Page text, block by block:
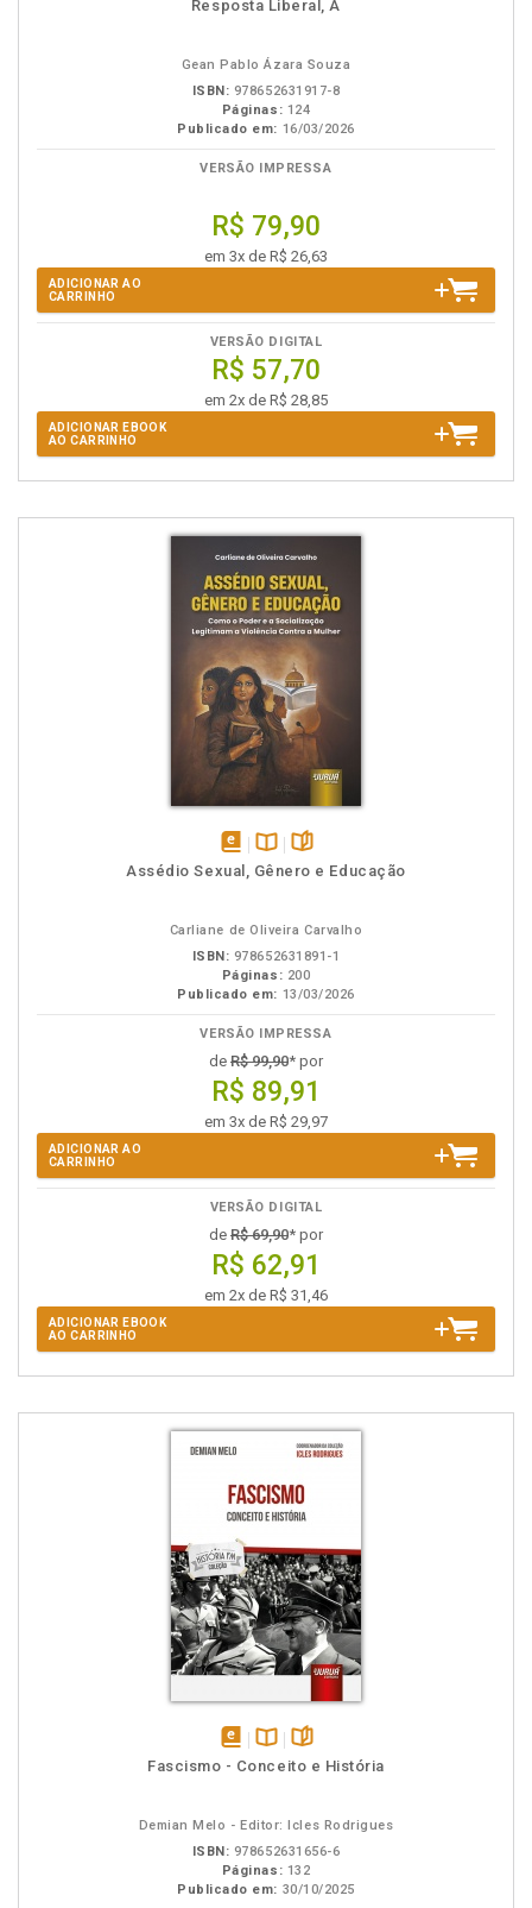
Resposta Liberal, A
Gean Pablo Ázara Souza
ISBN: 978652631917-8
Páginas: 124
Publicado em: 16/03/2026
VERSÃO IMPRESSA
R$ 79,90
em 3x de R$ 26,63
ADICIONAR AO
CARRINHO
VERSÃO DIGITAL
R$ 57,70
em 2x de R$ 28,85
ADICIONAR EBOOK
AO CARRINHO
disponível
Disponível
páginas
Assédio Sexual, Gênero e Educação
Carliane de Oliveira Carvalho
ISBN: 978652631891-1
Páginas: 200
Publicado em: 13/03/2026
VERSÃO IMPRESSA
de R$ 99,90* por
R$ 89,91
em 3x de R$ 29,97
ADICIONAR AO
CARRINHO
VERSÃO DIGITAL
de R$ 69,90* por
R$ 62,91
em 2x de R$ 31,46
ADICIONAR EBOOK
AO CARRINHO
disponívelDisponível
páginas
Fascismo - Conceito e História
Demian Melo - Editor: Icles Rodrigues
ISBN: 978652631656-6
Páginas: 132
Publicado em: 30/10/2025